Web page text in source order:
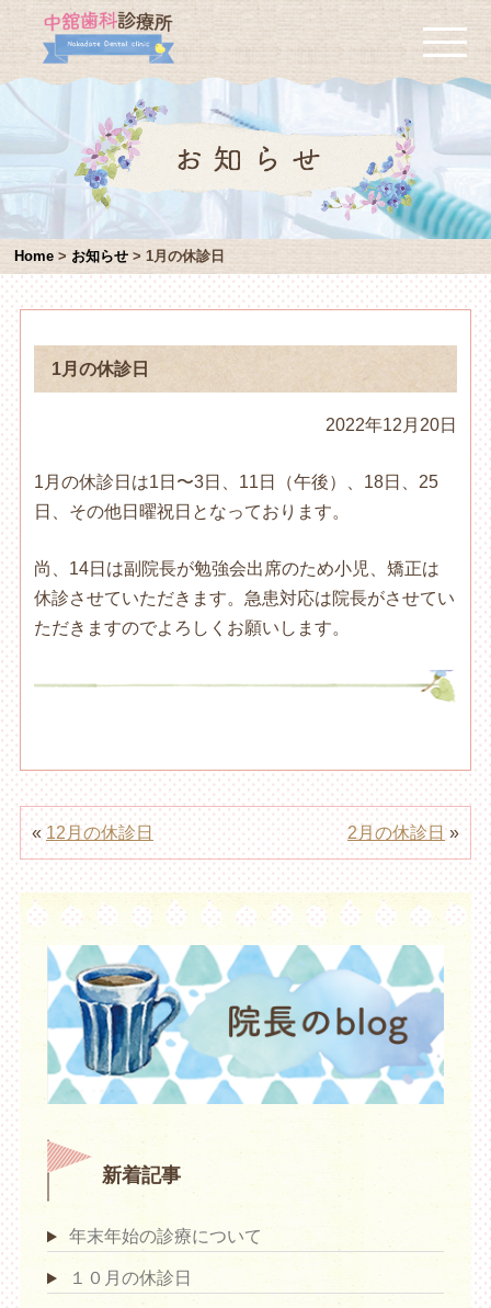
Home > お知らせ >1月の休診日
1月の休診日
2022年12月20日
1月の休診日は1日〜3日、11日（午後）、18日、25
日、その他日曜祝日となっております。
尚、14日は副院長が勉強会出席のため小児、矯正は
休診させていただきます。急患対応は院長がさせてい
ただきますのでよろしくお願いします。
« 12月の休診日 2月の休診日»
新着記事
年末年始の診療について
１０月の休診日